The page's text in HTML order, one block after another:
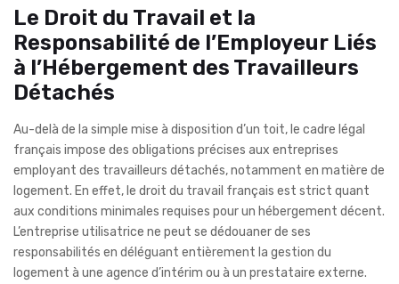
Le Droit du Travail et la
Responsabilité de l’Employeur Liés
à l’Hébergement des Travailleurs
Détachés
Au-delà de la simple mise à disposition d’un toit, le cadre légal
français impose des obligations précises aux entreprises
employant des travailleurs détachés, notamment en matière de
logement. En effet, le droit du travail français est strict quant
aux conditions minimales requises pour un hébergement décent.
L’entreprise utilisatrice ne peut se dédouaner de ses
responsabilités en déléguant entièrement la gestion du
logement à une agence d’intérim ou à un prestataire externe.